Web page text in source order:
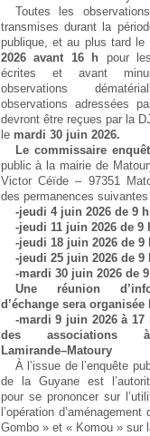
Toutes les
transmises durant la
publique, et au plus tard le
2026 avant 16 h pour
écrites et avant
observations
observations adressées
devront être reçues par la
le mardi 30 juin 2026.
Le commissaire
public à la mairie de
Victor Céïde – 97351
des permanences suivantes
-jeudi 4 juin 2026 de 9
-jeudi 11 juin 2026 de 9
-jeudi 18 juin 2026 de 9
-jeudi 25 juin 2026 de 9
-mardi 30 juin 2026 de
Une réunion
d’échange sera organisée
-mardi 9 juin 2026 à
des associations
Lamirande–Matoury
À l’issue de l’enquête
de la Guyane est
pour se prononcer sur
l’opération
Gombo » et « Komou » sur